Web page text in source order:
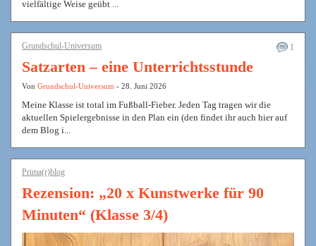
vielfältige Weise geübt ...
1
Grundschul-Universum
Satzarten – eine Unterrichtsstunde
Von Grundschul-Universum - 28. Juni 2026
Meine Klasse ist total im Fußball-Fieber. Jeden Tag tragen wir die
aktuellen Spielergebnisse in den Plan ein (den findet ihr auch hier auf
dem Blog i...
Prima(r)blog
Rezension: „20 x Kunstwerke für 90
Minuten“ (Klasse 3/4)